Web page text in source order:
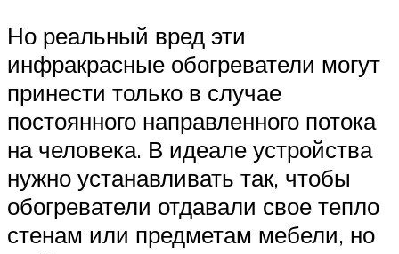
Но реальный вред эти
инфракрасные обогреватели могут
принести только в случае
постоянного направленного потока
на человека. В идеале устройства
нужно устанавливать так, чтобы
обогреватели отдавали свое тепло
стенам или предметам мебели, но